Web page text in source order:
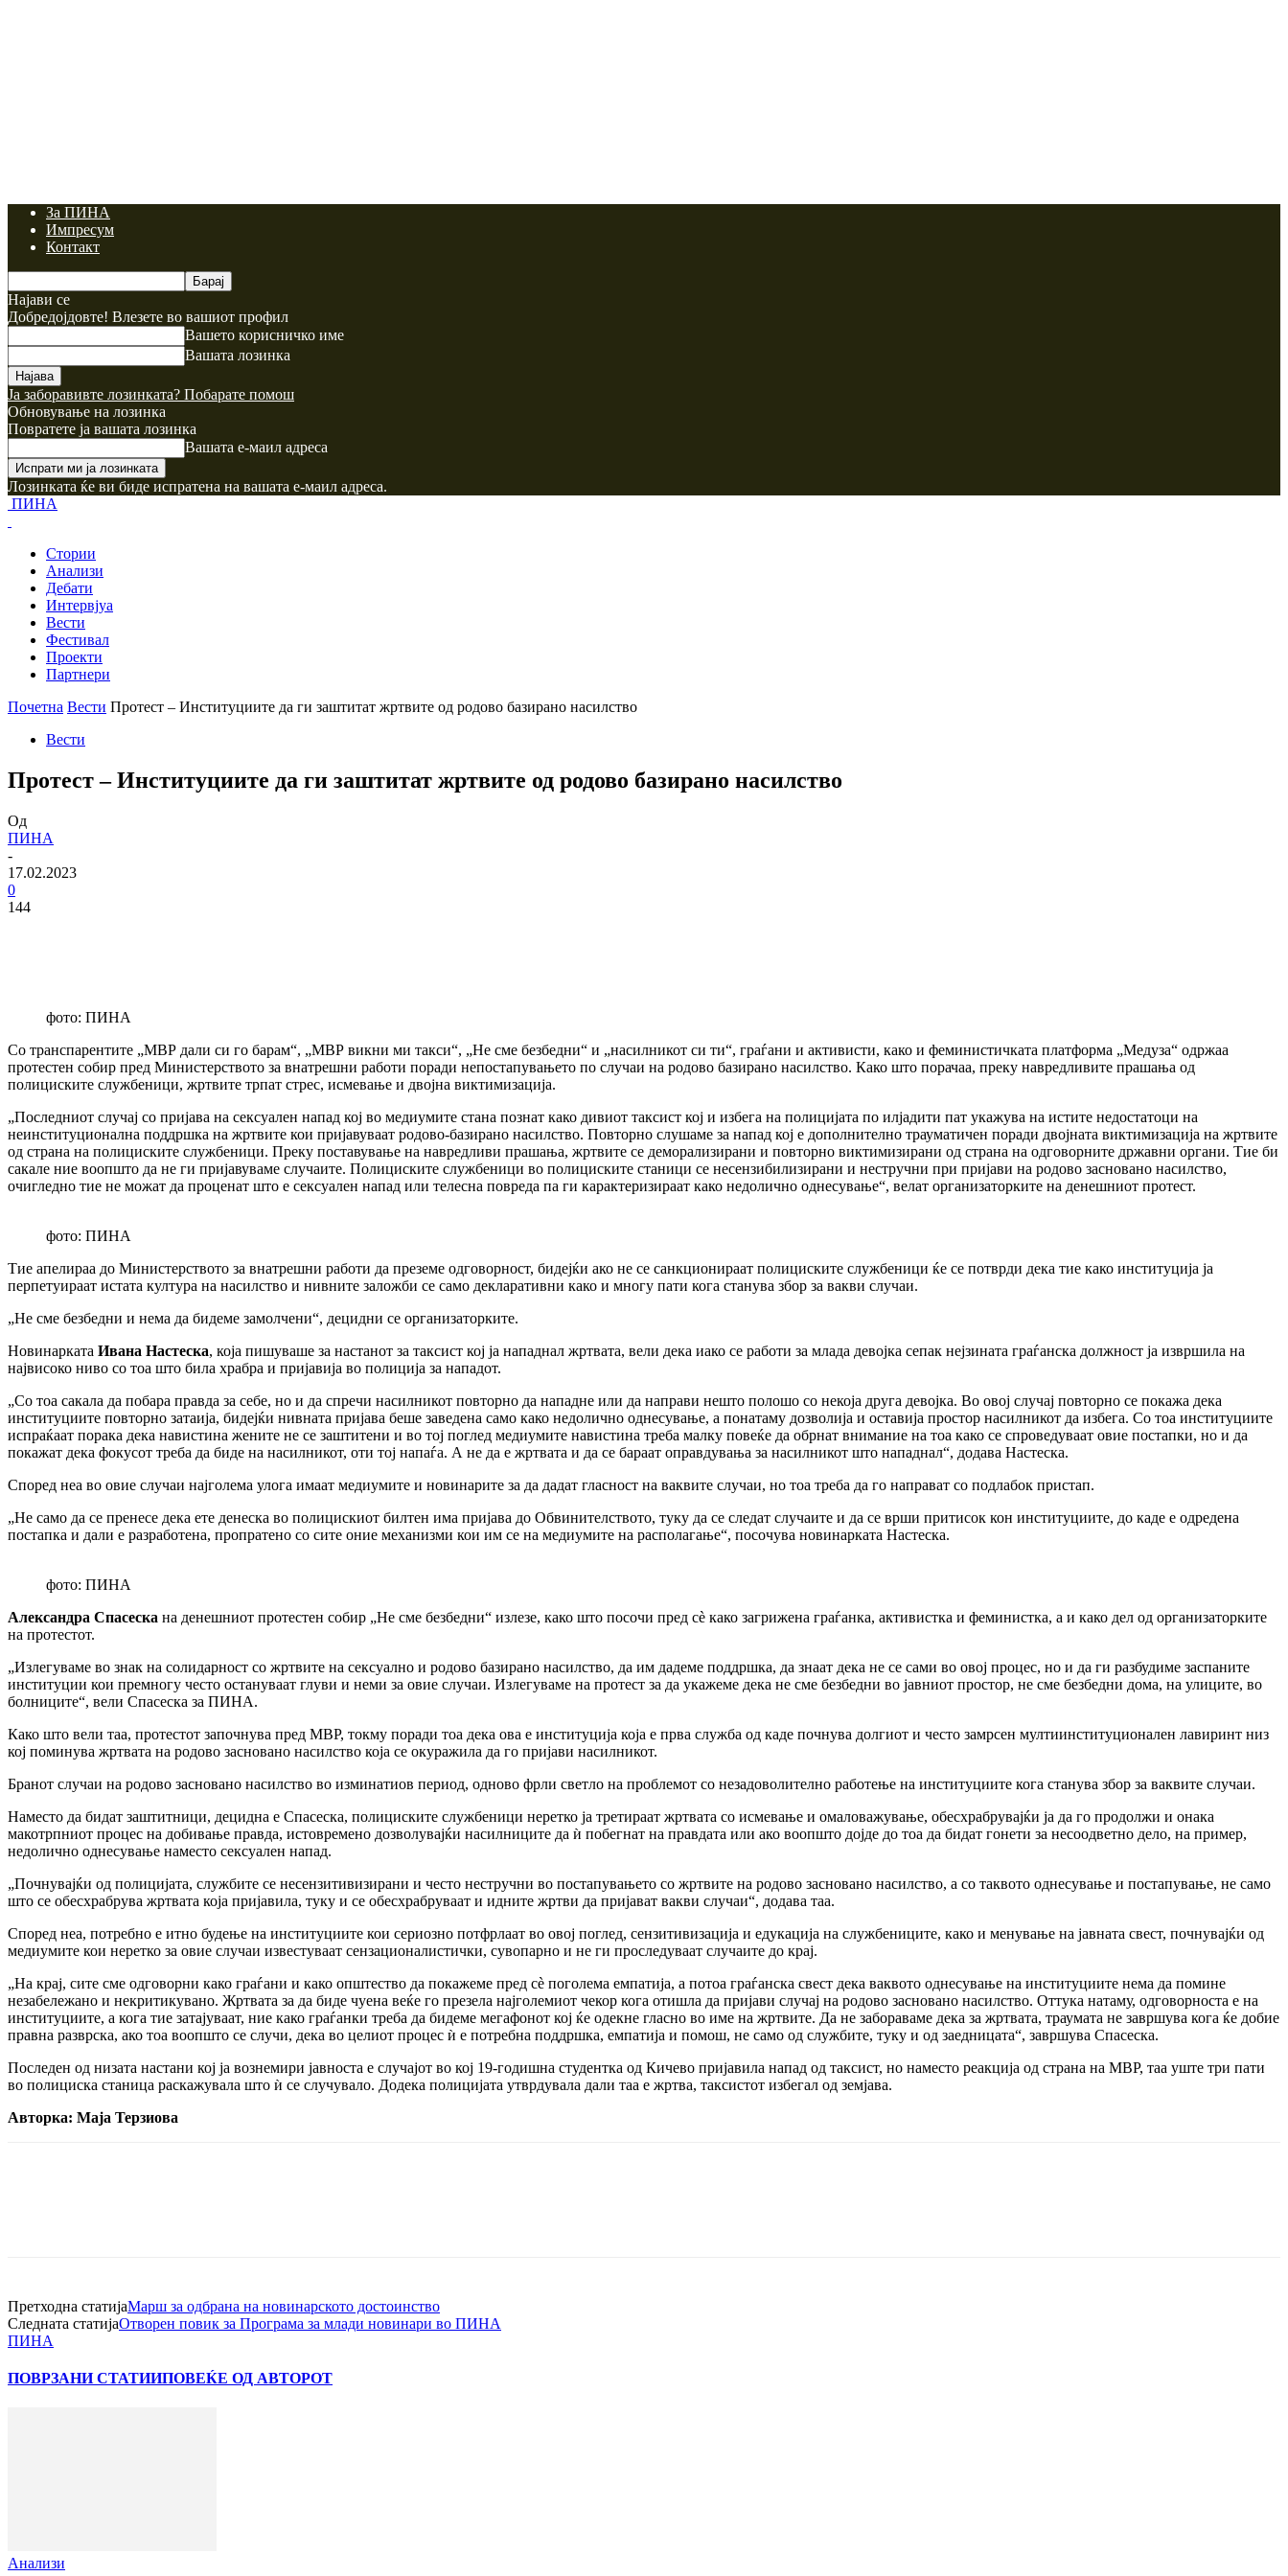
За ПИНА
Импресум
Контакт
Најави се
Добредојдовте! Влезете во вашиот профил
Вашето корисничко име
Вашата лозинка
Ја заборавивте лозинката? Побарате помош
Обновување на лозинка
Повратете ја вашата лозинка
Вашата е-маил адреса
Лозинката ќе ви биде испратена на вашата е-маил адреса.
ПИНА
Стории
Анализи
Дебати
Интервјуа
Вести
Фестивал
Проекти
Партнери
Почетна Вести Протест – Институциите да ги заштитат жртвите од родово базирано насилство
Вести
Протест – Институциите да ги заштитат жртвите од родово базирано насилство
Од
ПИНА
-
17.02.2023
0
144
фото: ПИНА
Со транспарентите „МВР дали си го барам“, „МВР викни ми такси“, „Не сме безбедни“ и „насилникот си ти“, граѓани и активисти, како и феминистичката платформа „Медуза“ одржаа
протестен собир пред Министерството за внатрешни работи поради непостапувањето по случаи на родово базирано насилство. Како што порачаа, преку навредливите прашања од
полициските службеници, жртвите трпат стрес, исмевање и двојна виктимизација.
„Последниот случај со пријава на сексуален напад кој во медиумите стана познат како дивиот таксист кој и избега на полицијата по илјадити пат укажува на истите недостатоци на
неинституционална поддршка на жртвите кои пријавуваат родово-базирано насилство. Повторно слушаме за напад кој е дополнително трауматичен поради двојната виктимизација на жртвите
од страна на полициските службеници. Преку поставување на навредливи прашања, жртвите се деморализирани и повторно виктимизирани од страна на одговорните државни органи. Тие би
сакале ние воопшто да не ги пријавуваме случаите. Полициските службеници во полициските станици се несензибилизирани и нестручни при пријави на родово засновано насилство,
очигледно тие не можат да проценат што е сексуален напад или телесна повреда па ги карактеризираат како недолично однесување“, велат организаторките на денешниот протест.
фото: ПИНА
Тие апелираa до Министерството за внатрешни работи да преземе одговорност, бидејќи ако не се санкционираат полициските службеници ќе се потврди дека тие како институција ја
перпетуираат истата култура на насилство и нивните заложби се само декларативни како и многу пати кога станува збор за вакви случаи.
„Не сме безбедни и нема да бидеме замолчени“, децидни се организаторките.
Новинарката Ивана Настеска, која пишуваше за настанот за таксист кој ја нападнал жртвата, вели дека иако се работи за млада девојка сепак нејзината граѓанска должност ја извршила на
највисоко ниво со тоа што била храбра и пријавија во полиција за нападот.
„Со тоа сакала да побара правда за себе, но и да спречи насилникот повторно да нападне или да направи нешто полошо со некоја друга девојка. Во овој случај повторно се покажа дека
институциите повторно затаија, бидејќи нивната пријава беше заведена само како недолично однесување, а понатаму дозволија и оставија простор насилникот да избега. Со тоа институциите
испраќаат порака дека навистина жените не се заштитени и во тој поглед медиумите навистина треба малку повеќе да обрнат внимание на тоа како се спроведуваат овие постапки, но и да
покажат дека фокусот треба да биде на насилникот, оти тој напаѓа. А не да е жртвата и да се бараат оправдувања за насилникот што нападнал“, додава Настеска.
Според неа во овие случаи најголема улога имаат медиумите и новинарите за да дадат гласност на ваквите случаи, но тоа треба да го направат со подлабок пристап.
„Не само да се пренесе дека ете денеска во полицискиот билтен има пријава до Обвинителството, туку да се следат случаите и да се врши притисок кон институциите, до каде е одредена
постапка и дали е разработена, пропратено со сите оние механизми кои им се на медиумите на располагање“, посочува новинарката Настеска.
фото: ПИНА
Александра Спасеска на денешниот протестен собир „Не сме безбедни“ излезе, како што посочи пред сè како загрижена граѓанка, активистка и феминистка, а и како дел од организаторките
на протестот.
„Излегуваме во знак на солидарност со жртвите на сексуално и родово базирано насилство, да им дадеме поддршка, да знаат дека не се сами во овој процес, но и да ги разбудиме заспаните
институции кои премногу често остануваат глуви и неми за овие случаи. Излегуваме на протест за да укажеме дека не сме безбедни во јавниот простор, не сме безбедни дома, на улиците, во
болниците“, вели Спасеска за ПИНА.
Како што вели таа, протестот започнува пред МВР, токму поради тоа дека ова е институција која е прва служба од каде почнува долгиот и често замрсен мултиинституционален лавиринт низ
кој поминува жртвата на родово засновано насилство која се окуражила да го пријави насилникот.
Бранот случаи на родово засновано насилство во изминатиов период, одново фрли светло на проблемот со незадоволително работење на институциите кога станува збор за ваквите случаи.
Наместо да бидат заштитници, децидна е Спасеска, полициските службеници неретко ја третираат жртвата со исмевање и омаловажување, обесхрабрувајќи ја да го продолжи и онака
макотрпниот процес на добивање правда, истовремено дозволувајќи насилниците да ѝ побегнат на правдата или ако воопшто дојде до тоа да бидат гонети за несоодветно дело, на пример,
недолично однесување наместо сексуален напад.
„Почнувајќи од полицијата, службите се несензитивизирани и често нестручни во постапувањето со жртвите на родово засновано насилство, а со таквото однесување и постапување, не само
што се обесхрабрува жртвата која пријавила, туку и се обесхрабруваат и идните жртви да пријават вакви случаи“, додава таа.
Според неа, потребно е итно будење на институциите кои сериозно потфрлаат во овој поглед, сензитивизација и едукација на службениците, како и менување на јавната свест, почнувајќи од
медиумите кои неретко за овие случаи известуваат сензационалистички, сувопарно и не ги проследуваат случаите до крај.
„На крај, сите сме одговорни како граѓани и како општество да покажеме пред сè поголема емпатија, а потоа граѓанска свест дека ваквото однесување на институциите нема да помине
незабележано и некритикувано. Жртвата за да биде чуена веќе го презела најголемиот чекор кога отишла да пријави случај на родово засновано насилство. Оттука натаму, одговорноста е на
институциите, а кога тие затајуваат, ние како граѓанки треба да бидеме мегафонот кој ќе одекне гласно во име на жртвите. Да не забораваме дека за жртвата, траумата не завршува кога ќе добие
правна разврска, ако тоа воопшто се случи, дека во целиот процес ѝ е потребна поддршка, емпатија и помош, не само од службите, туку и од заедницата“, завршува Спасеска.
Последен од низата настани кој ја вознемири јавноста е случајот во кој 19-годишна студентка од Кичево пријавила напад од таксист, но наместо реакција од страна на МВР, таа уште три пати
во полициска станица раскажувала што ѝ се случувало. Додека полицијата утврдувала дали таа е жртва, таксистот избегал од земјава.
Авторка: Маја Терзиова
Претходна статијаМарш за одбрана на новинарското достоинство
Следната статијаОтворен повик за Програма за млади новинари во ПИНА
ПИНА
ПОВРЗАНИ СТАТИИПОВЕЌЕ ОД АВТОРОТ
Анализи